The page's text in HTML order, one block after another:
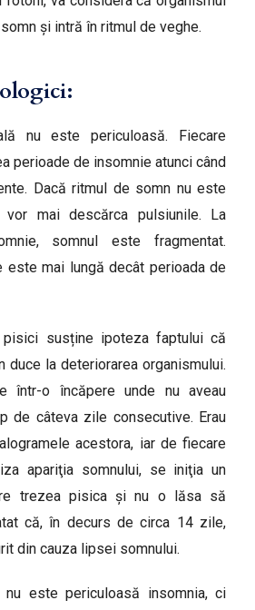
şi intră în ritmul de veghe.
nu este periculoasă. Fiecare
perioade de insomnie atunci când
Dacă ritmul de somn nu este
mai descărca pulsiunile. La
somnul este fragmentat.
este mai lungă decât perioada de
susține ipoteza faptului că
duce la deteriorarea organismului.
într-o încăpere unde nu aveau
de câteva zile consecutive. Erau
acestora, iar de fiecare
apariţia somnului, se iniţia un
trezea pisica şi nu o lăsa să
că, în decurs de circa 14 zile,
din cauza lipsei somnului.
este periculoasă insomnia, ci